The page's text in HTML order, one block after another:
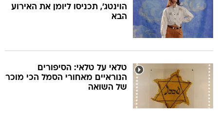
הוינטג', תכניסו ליומן את האירוע
הבא
טלאי על טלאי: הסיפורים
הנוראיים מאחורי הסמל הכי מוכר
של השואה